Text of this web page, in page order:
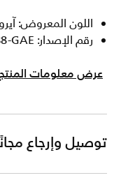
اللون المعروض:
رقم الإصدار: 95F788-GAE
عرض معلومات
توصيل وإرجاع